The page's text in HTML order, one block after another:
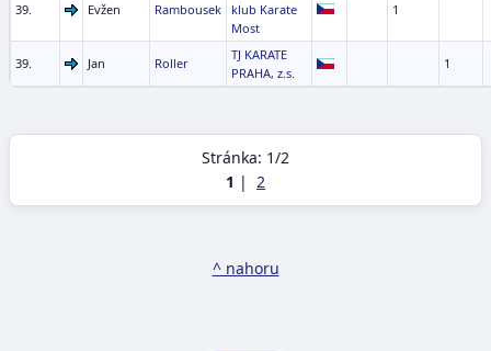
39. Evžen Rambousek
klub Karate
Most
1
39. Jan Roller
TJ KARATE
PRAHA, z.s.
1
Stránka: 1/2
1 | 2
^ nahoru